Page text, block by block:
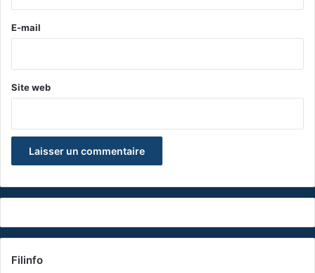
e
E-mail
Site web
Filinfo